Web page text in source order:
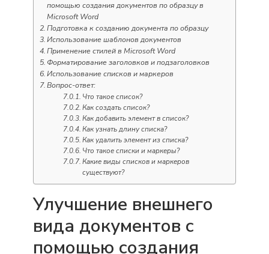
помощью создания документов по образцу в
Microsoft Word
Подготовка к созданию документа по образцу
Использование шаблонов документов
Применение стилей в Microsoft Word
Форматирование заголовков и подзаголовков
Использование списков и маркеров
Вопрос-ответ:
Что такое список?
Как создать список?
Как добавить элемент в список?
Как узнать длину списка?
Как удалить элемент из списка?
Что такое списки и маркеры?
Какие виды списков и маркеров
существуют?
Улучшение внешнего
вида документов с
помощью создания